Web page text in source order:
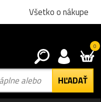
Všetko o nákupe
0